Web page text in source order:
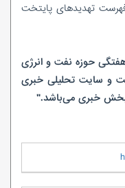
فهرست تهدیدهای پایتخت
حوزه نفت و انرژی
و سایت تحلیلی خبری
بخش خبری می‌باشد."